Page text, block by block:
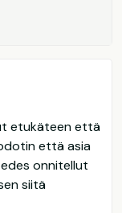
etukäteen että
että asia
onnitellut
siitä